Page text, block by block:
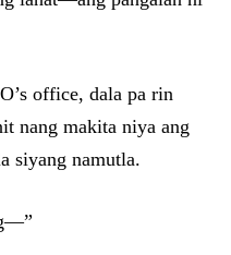
office, dala pa rin
nang makita niya ang
siyang namutla.